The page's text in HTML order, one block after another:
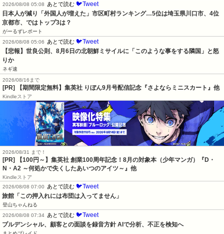
2026/08/08 05:08
あとで読む 🐦Tweet
日本人が減り「外国人が増えた」市区町村ランキング…5位は埼玉県川口市、4位
京都市、ではトップ3は？
がーるずレポート
2026/08/08 05:06
あとで読む 🐦Tweet
【悲報】世良公則、8月6日の北朝鮮ミサイルに「このような事をする隣国」と怒
りか
ネギ速
2026/08/16まで
[PR] 【期間限定無料】集英社 りぼん9月号配信記念『さよならミニスカート』他
Kindleストア
2026/08/31 まで！
[PR]
【100円～】集英社 創業100周年記念！8月の対象本（少年マンガ）『D・
N・A2 ～何処かで失くしたあいつのアイツ～』他
Kindleストア
2026/08/08 07:00
あとで読む 🐦Tweet
旅館「この押入れには布団は入ってません」
登山ちゃんねる
2026/08/08 07:34 あとで読む 🐦Tweet
プルデンシャル、顧客との面談を録音方針 AIで分析、不正を検知へ